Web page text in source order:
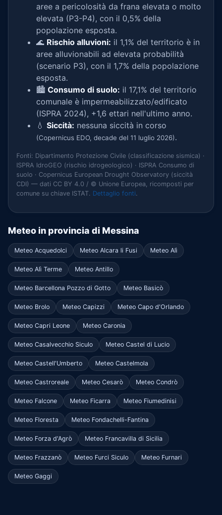
aree a pericolosità da frana elevata o molto
elevata (P3-P4), con il 0,5% della
popolazione esposta.
🌊 Rischio alluvioni: il 1,1% del territorio è in
aree alluvionabili ad elevata probabilità
(scenario P3), con il 1,7% della popolazione
esposta.
🏙️ Consumo di suolo: il 17,1% del territorio
comunale è impermeabilizzato/edificato
(ISPRA 2024), +1,6 ettari nell'ultimo anno.
💧 Siccità: nessuna siccità in corso
(Copernicus EDO, decade del 11 luglio 2026).
Fonti: Dipartimento Protezione Civile (classificazione sismica) ·
ISPRA IdroGEO (rischio idrogeologico) · ISPRA Consumo di
suolo · Copernicus European Drought Observatory (siccità
CDI) — dati CC BY 4.0 / © Unione Europea, ricomposti per
comune su chiave ISTAT. Dettaglio fonti.
Meteo in provincia di Messina
Meteo Acquedolci Meteo Alcara li Fusi Meteo Alì
Meteo Alì Terme Meteo Antillo
Meteo Barcellona Pozzo di Gotto Meteo Basicò
Meteo Brolo Meteo Capizzi Meteo Capo d'Orlando
Meteo Capri Leone Meteo Caronia
Meteo Casalvecchio Siculo Meteo Castel di Lucio
Meteo Castell'Umberto Meteo Castelmola
Meteo Castroreale Meteo Cesarò Meteo Condrò
Meteo Falcone Meteo Ficarra Meteo Fiumedinisi
Meteo Floresta Meteo Fondachelli-Fantina
Meteo Forza d'Agrò Meteo Francavilla di Sicilia
Meteo Frazzanò Meteo Furci Siculo Meteo Furnari
Meteo Gaggi